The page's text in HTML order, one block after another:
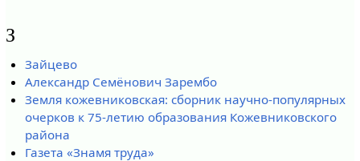
З
Зайцево
Александр Семёнович Зарембо
Земля кожевниковская: сборник научно-популярных
очерков к 75-летию образования Кожевниковского
района
Газета «Знамя труда»